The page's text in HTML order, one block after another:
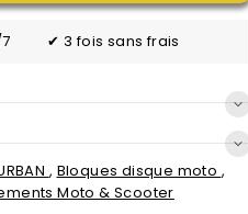
✔ 3 fois sans frais
, Bloques disque moto ,
Moto & Scooter